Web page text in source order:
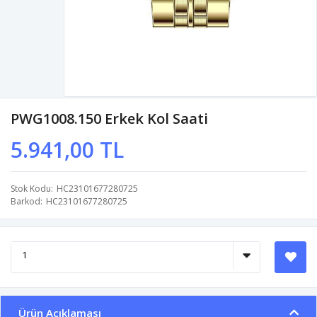
PWG1008.150 Erkek Kol Saati
5.941,00 TL
Stok Kodu HC23101677280725
Barkod HC23101677280725
Ürün Açıklaması